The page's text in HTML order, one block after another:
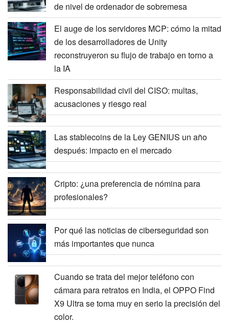
de nivel de ordenador de sobremesa
El auge de los servidores MCP: cómo la mitad
de los desarrolladores de Unity
reconstruyeron su flujo de trabajo en torno a
la IA
Responsabilidad civil del CISO: multas,
acusaciones y riesgo real
Las stablecoins de la Ley GENIUS un año
después: impacto en el mercado
Cripto: ¿una preferencia de nómina para
profesionales?
Por qué las noticias de ciberseguridad son
más importantes que nunca
Cuando se trata del mejor teléfono con
cámara para retratos en India, el OPPO Find
X9 Ultra se toma muy en serio la precisión del
color.